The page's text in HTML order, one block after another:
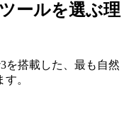
ールを選ぶ理
を搭載した、最も自然
。